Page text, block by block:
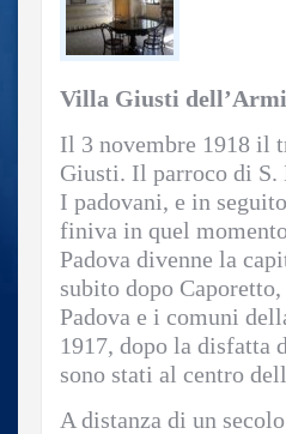
Villa Giusti
Il 3 novembre 1918 il
Giusti. Il parroco di S.
I padovani, e in
finiva in quel
Padova divenne la
subito dopo
Padova e i comuni
1917, dopo la
sono stati al centro
A distanza di un